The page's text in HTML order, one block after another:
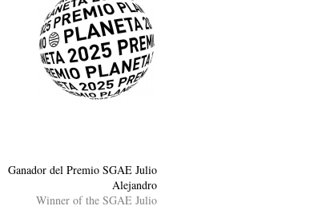
Ganador del Premio SGAE Julio
Alejandro
Winner of the SGAE Julio